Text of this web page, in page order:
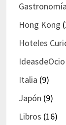
Gastronomía
Hong Kong
Hoteles
IdeasdeOcio
Italia (9)
Japón (9)
Libros (16)